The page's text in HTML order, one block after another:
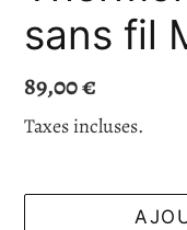
sans fil
Prix
normal
89,00 €
Taxes incluses.